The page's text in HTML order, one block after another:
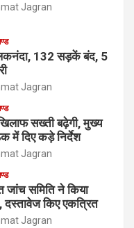
Jagran
132 सड़कें बंद, 5
Jagran
सख्ती बढ़ेगी, मुख्य
में दिए कड़े निर्देश
Jagran
जांच समिति ने किया
किए एकत्रित
Jagran